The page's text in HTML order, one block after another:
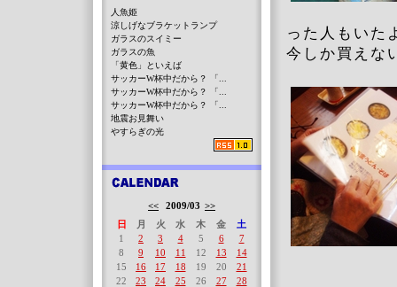
った人もいた
今しか買え
人魚姫
涼しげなブラケットランプ
ガラスのスイミー
ガラスの魚
「黄色」といえば
サッカーW杯中だから？ 「...
サッカーW杯中だから？ 「...
サッカーW杯中だから？ 「...
地震お見舞い
やすらぎの光
<< 2009/03 >>
日
月 火 水 木 金
土
1
2 3 4 5 6
7
8
9 10 11 12 13
14
15
16 17 18 19 20
21
22
23 24 25 26 27
28